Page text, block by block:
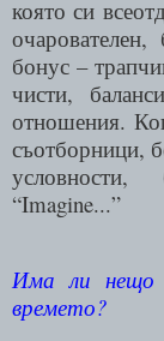
която си
бонус –
чисти,
отношения.
съотборници,
“Imagine...”
Има ли нещо
времето?